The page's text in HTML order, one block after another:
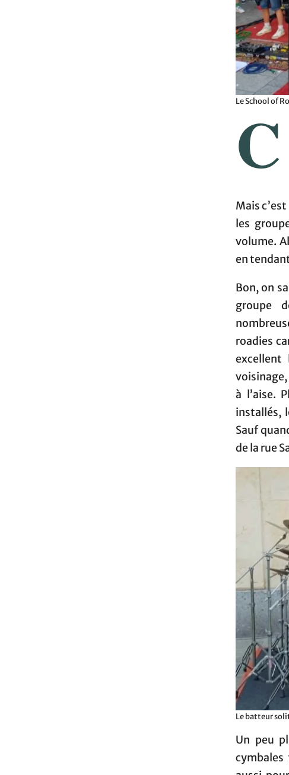
Le School of
C
Mais
les
volume.
en
Bon, on
groupe
roadies
à l’aise.
installés,
Sauf
de la rue
Le batteur
Un peu